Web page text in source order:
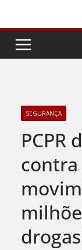
conteúdo
SEGURANÇA
PCPR
drogas